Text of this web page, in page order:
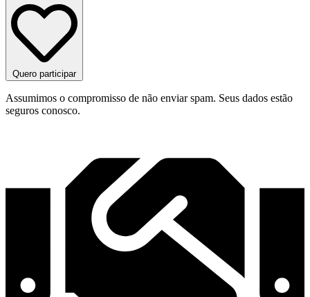
Quero participar
Assumimos o compromisso de não enviar spam. Seus dados estão
seguros conosco.